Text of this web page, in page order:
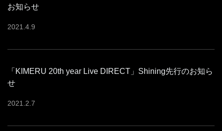
お知らせ
2021 4 9
「KIMERU 20th year Live DIRECT」Shining先行のお知ら
せ
2021 2 7